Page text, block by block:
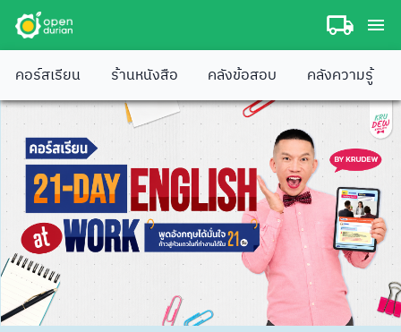
คอร์สเรียน ร้านหนังสือ คลังข้อสอบ คลังความรู้